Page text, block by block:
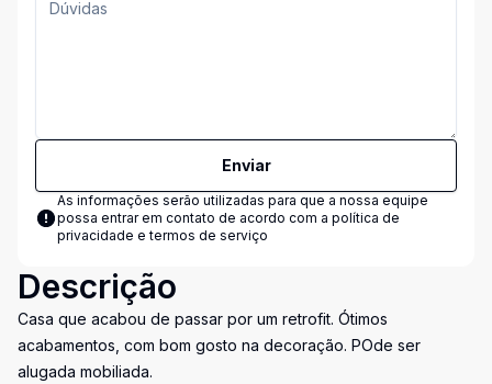
Enviar
As informações serão utilizadas para que a nossa equipe
possa entrar em contato de acordo com a política de
privacidade e termos de serviço
Descrição
Casa que acabou de passar por um retrofit. Ótimos
acabamentos, com bom gosto na decoração. POde ser
alugada mobiliada.